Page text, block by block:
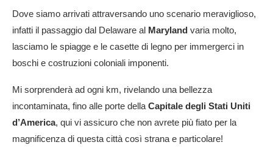
Dove siamo arrivati attraversando uno scenario meraviglioso,
infatti il passaggio dal Delaware al Maryland varia molto,
lasciamo le spiagge e le casette di legno per immergerci in
boschi e costruzioni coloniali imponenti.
Mi sorprenderà ad ogni km, rivelando una bellezza
incontaminata, fino alle porte della Capitale degli Stati Uniti
d’America, qui vi assicuro che non avrete più fiato per la
magnificenza di questa città così strana e particolare!